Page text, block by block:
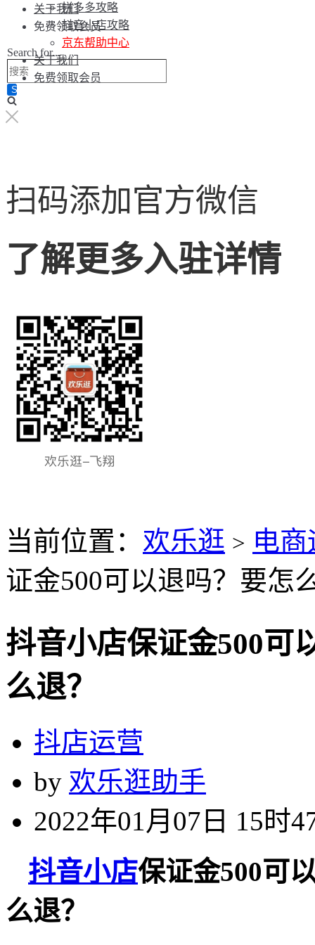
关于我们
免费领取会员
Search for...
拼多多攻略
抖音小店攻略
京东帮助中心
关于我们
免费领取会员
扫码添加官方微信
了解更多入驻详情
当前位置： 欢乐逛 > 电
证金500可以退吗？要怎
抖音小店保证金500可
么退？
抖店运营
by 欢乐逛助手
2022年01月07日 15时
抖音小店保证金500可
么退？